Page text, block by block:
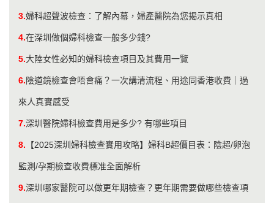
3.婦科超聲波檢查：了解內幕，婦產醫院為您揭示真相
4.在深圳做個婦科檢查一般多少錢?
5.大陸女性必知的婦科檢查項目及其費用一覽
6.陰道鏡檢查會唔會痛？一次講清流程、用途同香港收費｜過
來人真實感受
7.深圳醫院婦科檢查費用是多少? 有哪些項目
8. 【2025深圳婦科檢查實用攻略】婦科B超價目表：陰超/卵泡
監測/孕期檢查收費標准全面解析
9.深圳哪家醫院可以做更年期檢查？更年期需要做哪些檢查項